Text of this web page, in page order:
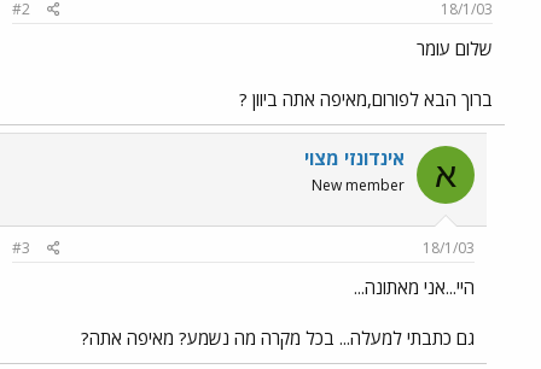
18/1/03
#2
שלום עומר
ברוך הבא לפורום,מאיפה אתה ביוון ?
א אינדונזי מצוי
New member
18/1/03
#3
היי...אני מאתונה...
גם כתבתי למעלה... בכל מקרה מה נשמע? מאיפה אתה?